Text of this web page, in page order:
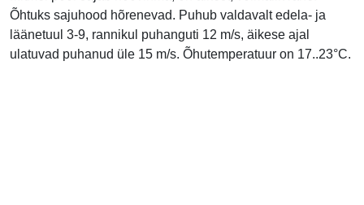
Õhtuks sajuhood hõrenevad. Puhub valdavalt edela- ja
läänetuul 3-9, rannikul puhanguti 12 m/s, äikese ajal
ulatuvad puhanud üle 15 m/s. Õhutemperatuur on 17..23°C.